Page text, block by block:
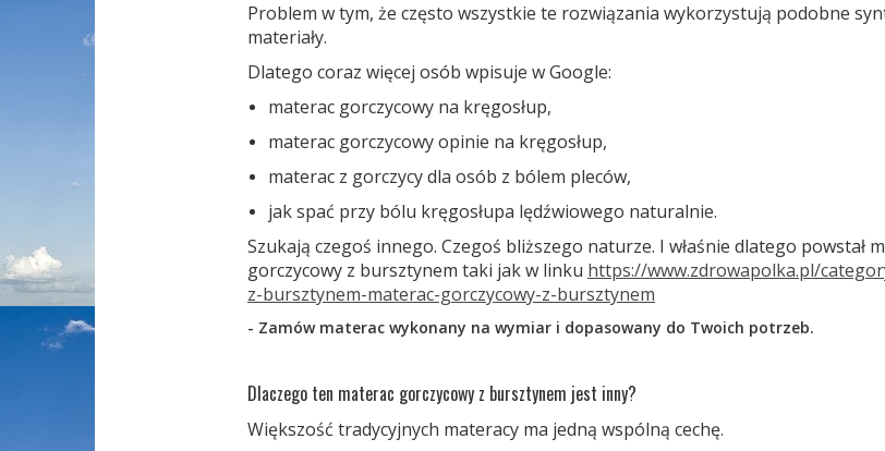
Problem w tym, że często wszystkie te rozwiązania wykorzystują podobne
materiały.
Dlatego coraz więcej osób wpisuje w Google:
materac gorczycowy na kręgosłup,
materac gorczycowy opinie na kręgosłup,
materac z gorczycy dla osób z bólem pleców,
jak spać przy bólu kręgosłupa lędźwiowego naturalnie.
Szukają czegoś innego. Czegoś bliższego naturze. I właśnie dlatego powstał
gorczycowy z bursztynem taki jak w linku https://www.zdrowapolka.pl/
z-bursztynem-materac-gorczycowy-z-bursztynem
- Zamów materac wykonany na wymiar i dopasowany do Twoich potrzeb.
Dlaczego ten materac gorczycowy z bursztynem jest inny?
Większość tradycyjnych materacy ma jedną wspólną cechę.